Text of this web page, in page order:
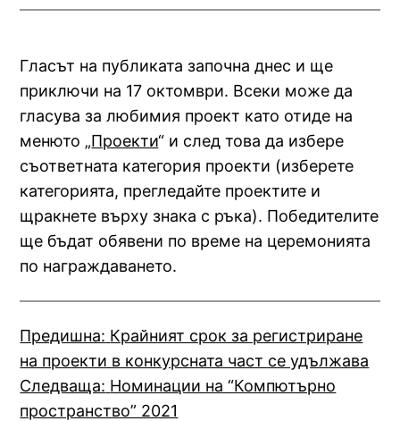
Гласът на публиката започна днес и ще
приключи на 17 октомври. Всеки може да
гласува за любимия проект като отиде на
менюто „Проекти“ и след това да избере
съответната категория проекти (изберете
категорията, прегледайте проектите и
щракнете върху знака с ръка). Победителите
ще бъдат обявени по време на церемонията
по награждаването.
Предишна: Крайният срок за регистриране
на проекти в конкурсната част се удължава
Следваща: Номинации на “Компютърно
пространство” 2021